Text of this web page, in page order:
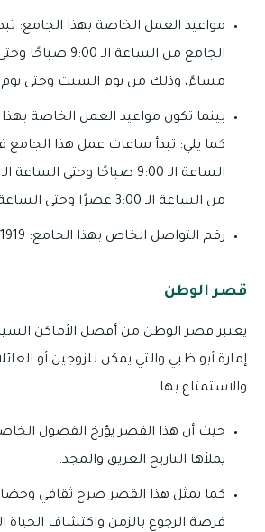
مواعيد العمل الخاصة بهذا الجامع:
مساءً، وذلك من يوم السبت وحتى
بينما تكون مواعيد العمل الخاصة
كما يلي: تبدأ ساعات عمل هذا الجامع
من الساعة الـ 3:00 عصرًا وحتى الساعة الـ 10:00 مساءً.
رقم التواصل الخاص بهذا الجامع: 1919 419 02.
قصر الوطن
يعتبر قصر الوطن من أفضل الأماكن
إمارة أبو ظبي والتي يمكن للزوجين أو
والاستمتاع بها.
حيث أن هذا القصر يؤرخ الفصول الخاصة
يملأها التاريخ العريق والمجد.
كما يمثل هذا القصر صرح ثقافي
فرصة الرجوع بالزمن واكتشاف الحياة